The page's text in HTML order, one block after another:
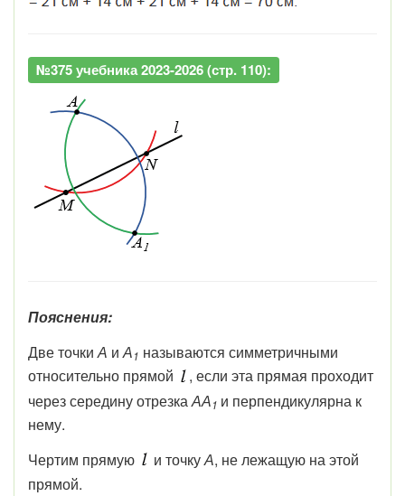
№375 учебника 2023-2026 (стр. 110):
Пояснения:
ДветочкиА иА1 называются симметричными
относительно прямой , если эта прямая проходит
черезсерединуотрезкаАА1 и перпендикулярна к
нему.
Чертим прямую
и точкуА, не лежащую на этой
прямой.